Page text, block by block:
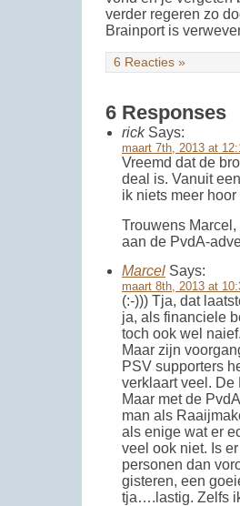
verder regeren zo
Brainport is
6 Reacties »
6 Responses
rickSays:
maart 7th, 2013 at
Vreemd dat de
deal is. Vanuit
ik niets meer
Trouwens
aan de PvdA-
Marcel Says:
maart 8th, 2013 at
(:-))) Tja, dat
ja, als financiele
toch ook wel
Maar zijn
PSV supporters
verklaart veel.
Maar met de
man als
als enige wat er
veel ook niet. Is
personen dan
gisteren, een
tja….lastig. Zelfs